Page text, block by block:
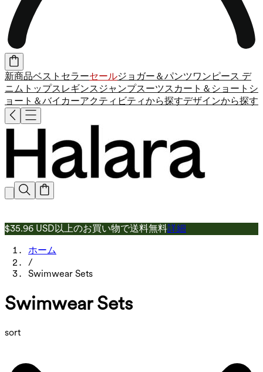
新商品ベストセラーセールジョガー＆パンツワンピース デ
ニム トップス レギンス ジャンプスーツスカート＆ショート シ
ョート＆バイカーアクティビティから探すデザインから探す
$35.96 USD以上のお買い物で送料無料詳細
ホーム
/
Swimwear Sets
Swimwear Sets
sort